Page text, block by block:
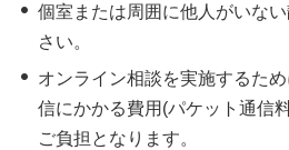
個室または周囲に他人がいな
さい。
オンライン相談を実施するた
信にかかる費用(パケット通信
ご負担となります。